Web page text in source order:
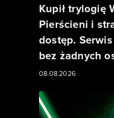
Kupił trylogię
Pierścieni i
dostęp.
bez żadnych
08.08.2026